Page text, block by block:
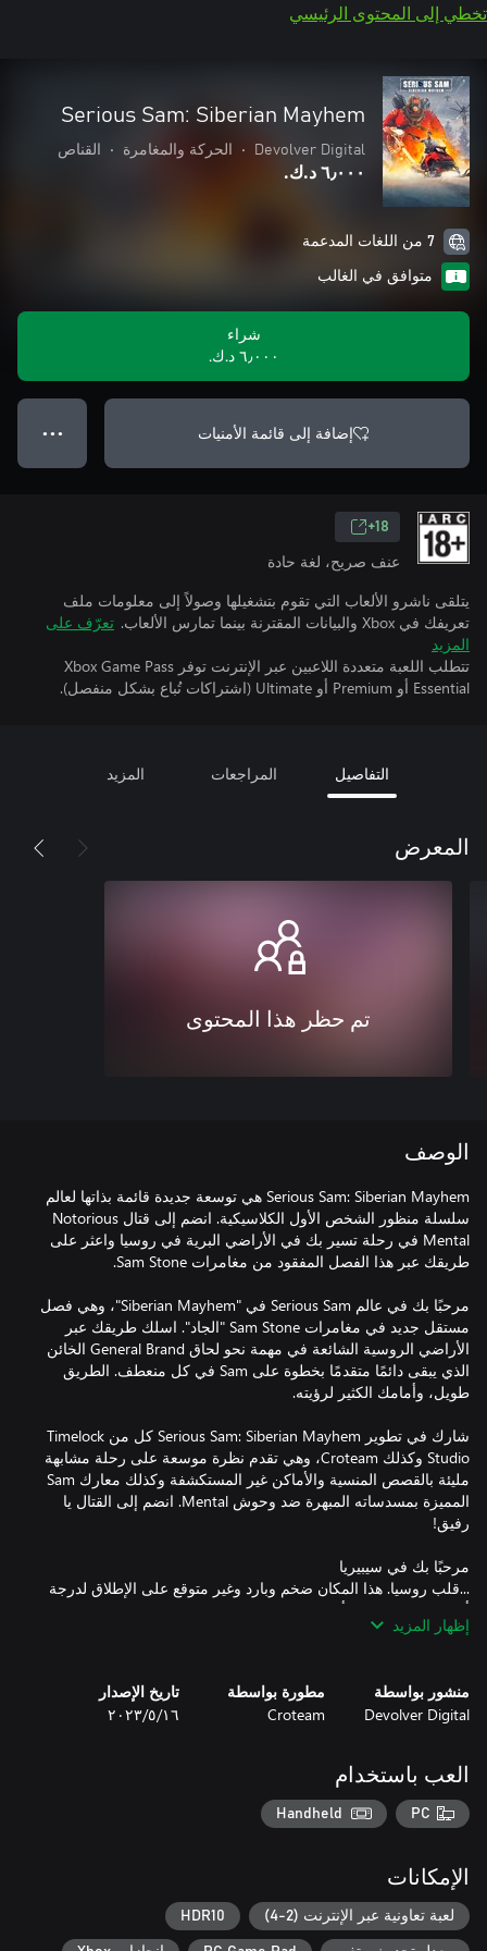
تخطي إلى المحتوى الرئيسي
Serious Sam: Siberian Mayhem
Devolver Digital
• الحركة والمغامرة • القناص
٦٫٠٠٠ د.ك.‏
7 من اللغات المدعمة
متوافق في الغالب
شراء
٦٫٠٠٠ د.ك.‏
إضافة إلى قائمة الأمنيات ● ● ●
18+
عنف صريح، لغة حادة
يتلقى ناشرو الألعاب التي تقوم بتشغيلها وصولاً إلى معلومات ملف
تعريفك في Xbox والبيانات المقترنة بينما تمارس الألعاب.
تعرّف على
المزيد
تتطلب اللعبة متعددة اللاعبين عبر الإنترنت توفر Xbox Game Pass
Essential أو Premium أو Ultimate (اشتراكات تُباع بشكل منفصل).
التفاصيل المراجعات المزيد
المعرض
تم حظر هذا المحتوى
الوصف
Serious Sam: Siberian Mayhem هي توسعة جديدة قائمة بذاتها لعالم
سلسلة منظور الشخص الأول الكلاسيكية. انضم إلى قتال Notorious
Mental في رحلة تسير بك في الأراضي البرية في روسيا واعثر على
مرحبًا بك في عالم Serious Sam في "Siberian Mayhem"، وهي فصل
مستقل جديد في مغامرات Sam Stone "الجاد". اسلك طريقك عبر
الأراضي الروسية الشائعة في مهمة نحو لحاق General Brand الخائن
الذي يبقى دائمًا متقدمًا بخطوة على Sam في كل منعطف. الطريق
شارك في تطوير Serious Sam: Siberian Mayhem كل من Timelock
Studio وكذلك Croteam، وهي تقدم نظرة موسعة على رحلة مشابهة
مليئة بالقصص المنسية والأماكن غير المستكشفة وكذلك معارك Sam
المميزة بمسدساته المبهرة ضد وحوش Mental. انضم إلى القتال يا
...قلب روسيا. هذا المكان ضخم وبارد وغير متوقع على الإطلاق لدرجة
أن الغزاة الفضائيين أنفسهم يشعرون بالتيه فيه. سافر عبر مجموعة من
خمس مراحل جديدة في عالم جميل وخطير، من سواحل القطب
مجموعة جديدة من الأعداء والزعماء الخطرين إلى حشد الأعداء في
"Siberian Mayhem"، ومن بينهم مجموعة من المخلوقات الأكثر تقدمًا
نفسك بترسانة قاتلة من الأسلحة الجديدة، من الكلاشنكوف الأسطوري
إلى رامي السهام "بيرون" التجريبي، والمزيد. هل ترغب في أن تسبب
الموت من أعلى أم أن تصير جسمًا واحدًا مع 50 طنًا من القوة النارية
إظهار المزيد
منشور بواسطة
Devolver Digital
مطورة بواسطة
Croteam
تاريخ الإصدار
١٦‏/٥‏/٢٠٢٣
العب باستخدام
PC
Handheld
الإمكانات
لعبة تعاونية عبر الإنترنت (2-4) HDR10